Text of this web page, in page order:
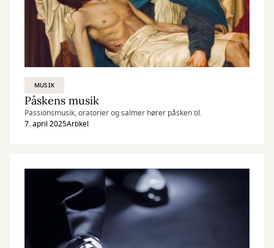
MUSIK
Påskens musik
Passionsmusik, oratorier og salmer hører påsken til.
7. april 2025Artikel